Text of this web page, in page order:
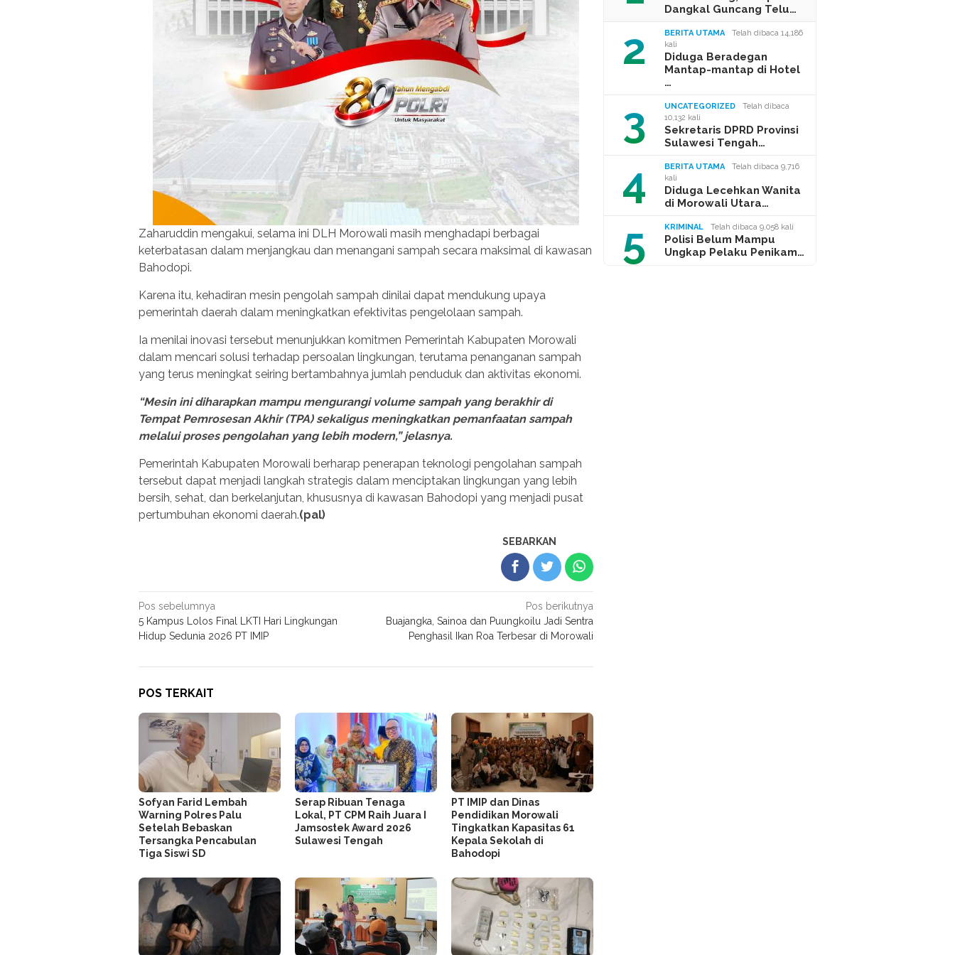
Zaharuddin mengakui, selama ini DLH Morowali masih menghadapi berbagai
keterbatasan dalam menjangkau dan menangani sampah secara maksimal di kawasan
Bahodopi.
Karena itu, kehadiran mesin pengolah sampah dinilai dapat mendukung upaya
pemerintah daerah dalam meningkatkan efektivitas pengelolaan sampah.
Ia menilai inovasi tersebut menunjukkan komitmen Pemerintah Kabupaten Morowali
dalam mencari solusi terhadap persoalan lingkungan, terutama penanganan sampah
yang terus meningkat seiring bertambahnya jumlah penduduk dan aktivitas ekonomi.
“Mesin ini diharapkan mampu mengurangi volume sampah yang berakhir di
Tempat Pemrosesan Akhir (TPA) sekaligus meningkatkan pemanfaatan sampah
melalui proses pengolahan yang lebih modern,” jelasnya.
Pemerintah Kabupaten Morowali berharap penerapan teknologi pengolahan sampah
tersebut dapat menjadi langkah strategis dalam menciptakan lingkungan yang lebih
bersih, sehat, dan berkelanjutan, khususnya di kawasan Bahodopi yang menjadi pusat
pertumbuhan ekonomi daerah.(pal)
SEBARKAN
Navigasi
pos
Pos sebelumnya
5 Kampus Lolos Final LKTI Hari Lingkungan
Hidup Sedunia 2026 PT IMIP
Pos berikutnya
Buajangka, Sainoa dan Puungkoilu Jadi Sentra
Penghasil Ikan Roa Terbesar di Morowali
POS TERKAIT
Sofyan Farid Lembah
Warning Polres Palu
Setelah Bebaskan
Tersangka Pencabulan
Tiga Siswi SD
Serap Ribuan Tenaga
Lokal, PT CPM Raih Juara I
Jamsostek Award 2026
Sulawesi Tengah
PT IMIP dan Dinas
Pendidikan Morowali
Tingkatkan Kapasitas 61
Kepala Sekolah di
Bahodopi
Dangkal Guncang Telu…
2 BERITA UTAMA
Telah dibaca 14,186
kali
Diduga Beradegan
Mantap-mantap di Hotel
…
3 UNCATEGORIZED
Telah dibaca
10,132 kali
Sekretaris DPRD Provinsi
Sulawesi Tengah…
4 BERITA UTAMA
Telah dibaca 9,716
kali
Diduga Lecehkan Wanita
di Morowali Utara…
5 KRIMINAL Telah dibaca 9,058 kali
Polisi Belum Mampu
Ungkap Pelaku Penikam…